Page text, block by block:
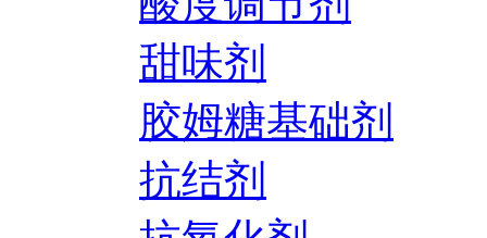
甜味剂
胶姆糖基础剂
抗结剂